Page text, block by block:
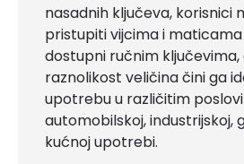
nasadnih ključeva, korisnici
pristupiti vijcima i maticama
dostupni ručnim ključevima,
raznolikost veličina čini ga
upotrebu u različitim
automobilskoj, industrijskoj,
kućnoj upotrebi.